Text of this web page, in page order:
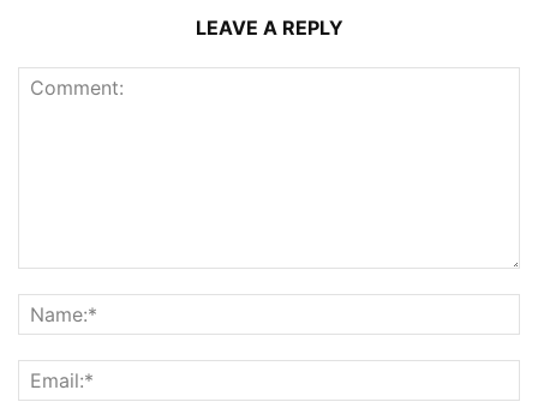
LEAVE A REPLY